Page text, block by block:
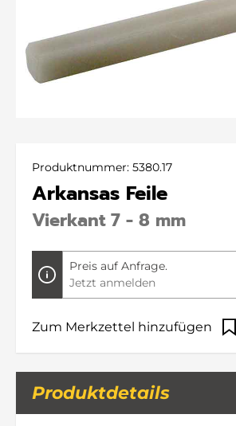
Produktnummer: 5380.17
Arkansas Feile
Vierkant 7 - 8 mm
Preis auf Anfrage.
Jetzt anmelden
Zum Merkzettel hinzufügen
Produktdetails